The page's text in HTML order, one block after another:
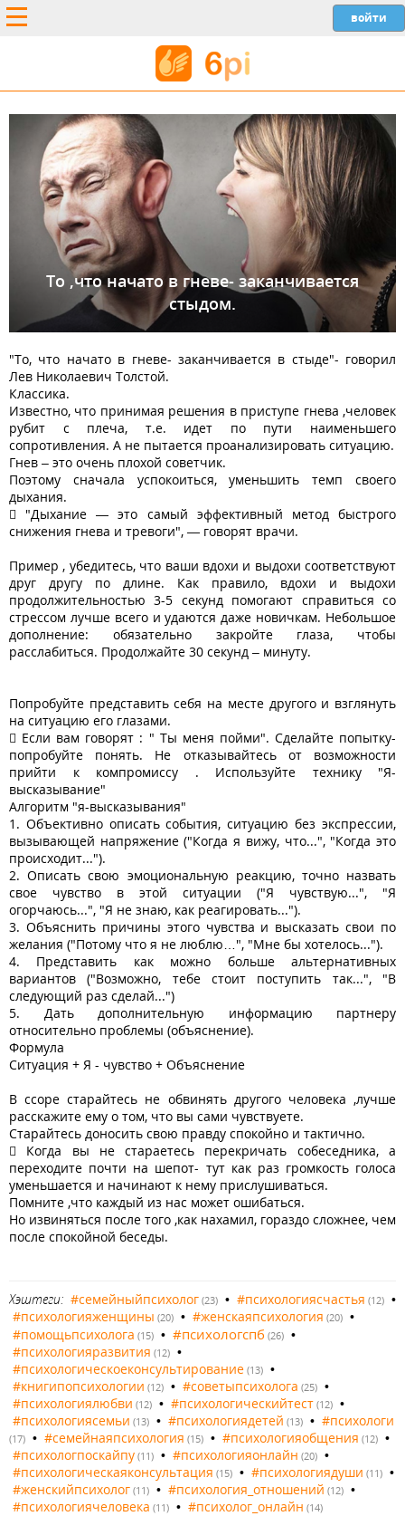
То ,что начато в гневе- заканчивается
стыдом.
"То, что начато в гневе- заканчивается в стыде"- говорил
Лев Николаевич Толстой.
Классика.
Известно, что принимая решения в приступе гнева ,человек
рубит с плеча, т.е. идет по пути наименьшего
сопротивления. А не пытается проанализировать ситуацию.
Гнев – это очень плохой советчик.
Поэтому сначала успокоиться, уменьшить темп своего
дыхания.
 "Дыхание — это самый эффективный метод быстрого
снижения гнева и тревоги", — говорят врачи.
Пример , убедитесь, что ваши вдохи и выдохи соответствуют
друг другу по длине. Как правило, вдохи и выдохи
продолжительностью 3-5 секунд помогают справиться со
стрессом лучше всего и удаются даже новичкам. Небольшое
дополнение: обязательно закройте глаза, чтобы
расслабиться. Продолжайте 30 секунд – минуту.
Попробуйте представить себя на месте другого и взглянуть
на ситуацию его глазами.
 Если вам говорят : " Ты меня пойми". Сделайте попытку-
попробуйте понять. Не отказывайтесь от возможности
прийти к компромиссу . Используйте технику "Я-
высказывание"
Алгоритм "я-высказывания"
1. Объективно описать события, ситуацию без экспрессии,
вызывающей напряжение ("Когда я вижу, что...", "Когда это
происходит...").
2. Описать свою эмоциональную реакцию, точно назвать
свое чувство в этой ситуации ("Я чувствую...", "Я
огорчаюсь...", "Я не знаю, как реагировать...").
3. Объяснить причины этого чувства и высказать свои по
желания ("Потому что я не люблю…", "Мне бы хотелось...").
4. Представить как можно больше альтернативных
вариантов ("Возможно, тебе стоит поступить так...", "В
следующий раз сделай...")
5. Дать дополнительную информацию партнеру
относительно проблемы (объяснение).
Формула
Ситуация + Я - чувство + Объяснение
В ссоре старайтесь не обвинять другого человека ,лучше
расскажите ему о том, что вы сами чувствуете.
Старайтесь доносить свою правду спокойно и тактично.
 Когда вы не стараетесь перекричать собеседника, а
переходите почти на шепот- тут как раз громкость голоса
уменьшается и начинают к нему прислушиваться.
Помните ,что каждый из нас может ошибаться.
Но извиняться после того ,как нахамил, гораздо сложнее, чем
после спокойной беседы.
Хэштеги: #семейныйпсихолог (23) • #психологиясчастья (12) •
#психологияженщины (20) • #женскаяпсихология (20) •
#помощьпсихолога (15) • #психологспб (26) •
#психологияразвития (12) •
#психологическоеконсультирование (13) •
#книгипопсихологии (12) • #советыпсихолога (25) •
#психологиялюбви (12) • #психологическийтест (12) •
#психологиясемьи (13) • #психологиядетей (13) • #психологи
(17) • #семейнаяпсихология (15) • #психологияобщения (12) •
#психологпоскайпу (11) • #психологияонлайн (20) •
#психологическаяконсультация (15) • #психологиядуши (11) •
#женскийпсихолог (11) • #психология_отношений (12) •
#психологиячеловека (11) • #психолог_онлайн (14)